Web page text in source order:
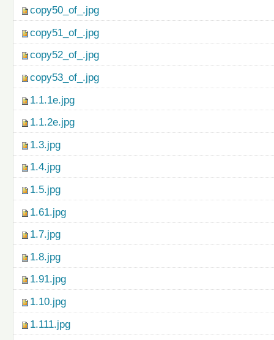
copy50_of_.jpg
copy51_of_.jpg
copy52_of_.jpg
copy53_of_.jpg
1.1.1e.jpg
1.1.2e.jpg
1.3.jpg
1.4.jpg
1.5.jpg
1.61.jpg
1.7.jpg
1.8.jpg
1.91.jpg
1.10.jpg
1.111.jpg